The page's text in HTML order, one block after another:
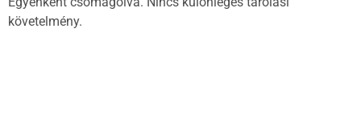
követelmény.